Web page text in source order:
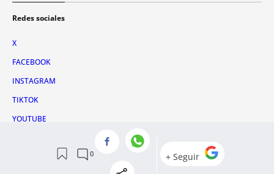
Redes sociales
X
FACEBOOK
INSTAGRAM
TIKTOK
YOUTUBE